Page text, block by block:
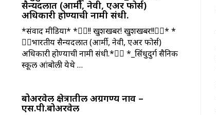
सैन्यदलात (आर्मी, नेवी, एअर फोर्स)
अधिकारी होण्याची नामी संधी.
*संवाद मीडिया* *👮‍♂️!! खुशखबर! खुशखबर!!👮‍♂️* *
👮‍♂️भारतीय सैन्यदलात (आर्मी, नेवी, एअर फोर्स)
अधिकारी होण्याची नामी संधी.*👮‍♀️ *_सिंधुदुर्ग सैनिक
स्कूल आंबोली येथे …
बोअरवेल क्षेत्रातील अग्रगण्य नाव –
एस.पी.बोअरवेल